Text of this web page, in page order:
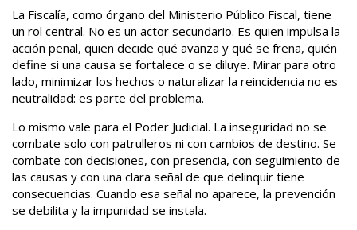
La Fiscalía, como órgano del Ministerio Público Fiscal, tiene
un rol central. No es un actor secundario. Es quien impulsa la
acción penal, quien decide qué avanza y qué se frena, quién
define si una causa se fortalece o se diluye. Mirar para otro
lado, minimizar los hechos o naturalizar la reincidencia no es
neutralidad: es parte del problema.
Lo mismo vale para el Poder Judicial. La inseguridad no se
combate solo con patrulleros ni con cambios de destino. Se
combate con decisiones, con presencia, con seguimiento de
las causas y con una clara señal de que delinquir tiene
consecuencias. Cuando esa señal no aparece, la prevención
se debilita y la impunidad se instala.